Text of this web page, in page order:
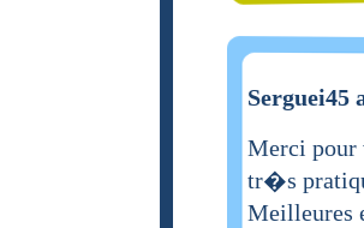
Serguei45
Merci pour
tr�s
Meilleures